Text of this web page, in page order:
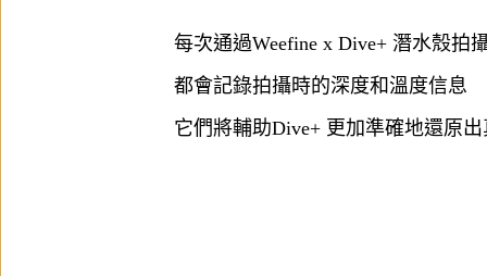
每次通過Weefine x Dive+ 潛水殼拍
都會記錄拍攝時的深度和溫度信息
它們將輔助Dive+ 更加準確地還原